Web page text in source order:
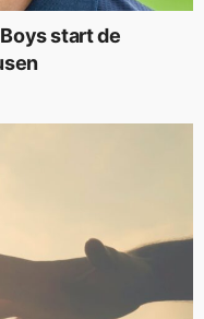
start de